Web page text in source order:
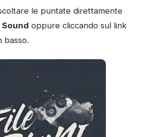
le puntate direttamente
Sound oppure cliccando sul link
basso.